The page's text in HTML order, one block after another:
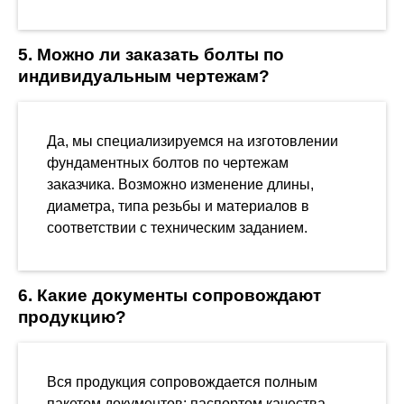
5. Можно ли заказать болты по
индивидуальным чертежам?
Да, мы специализируемся на изготовлении
фундаментных болтов по чертежам
заказчика. Возможно изменение длины,
диаметра, типа резьбы и материалов в
соответствии с техническим заданием.
6. Какие документы сопровождают
продукцию?
Вся продукция сопровождается полным